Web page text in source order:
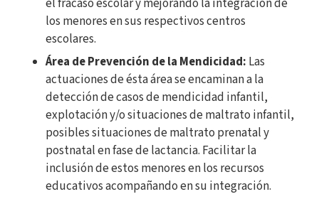
el fracaso escolar y mejorando la integración de
los menores en sus respectivos centros
escolares.
Área de Prevención de la Mendicidad: Las
actuaciones de ésta área se encaminan a la
detección de casos de mendicidad infantil,
explotación y/o situaciones de maltrato infantil,
posibles situaciones de maltrato prenatal y
postnatal en fase de lactancia. Facilitar la
inclusión de estos menores en los recursos
educativos acompañando en su integración.